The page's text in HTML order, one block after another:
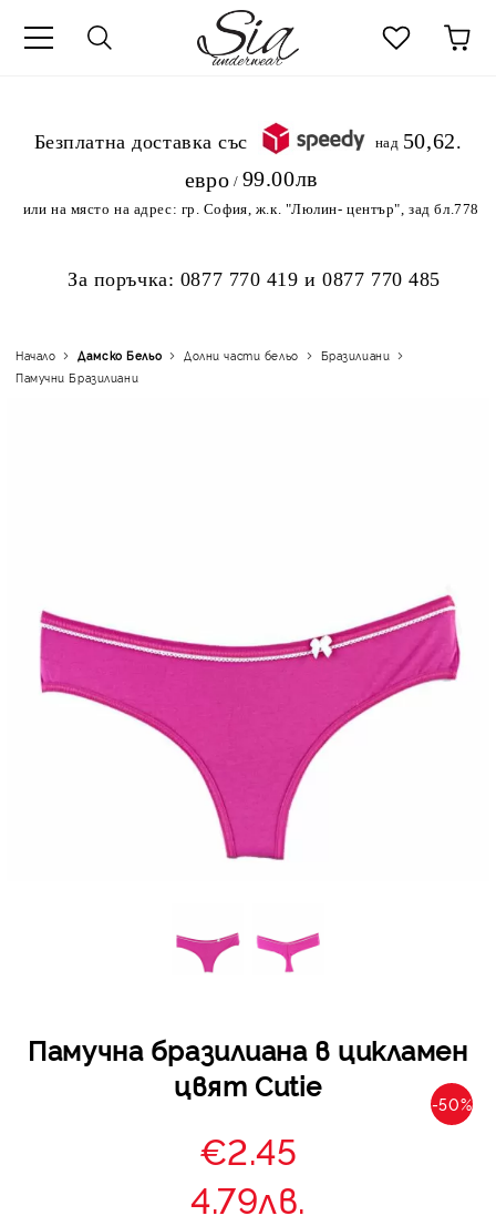
.Безплатна доставка със
над 50,62
евро / 99.00лв
или на място на адрес: гр. София, ж.к. "Люлин- център", зад бл.778
За поръчка: 0877 770 419 и0877 770 485
Начало Дамско Бельо Долни части бельо
Бразилиани
Памучни Бразилиани
Памучна бразилиана в цикламен
цвят Cutie
-50%
€2.45
4.79лв.